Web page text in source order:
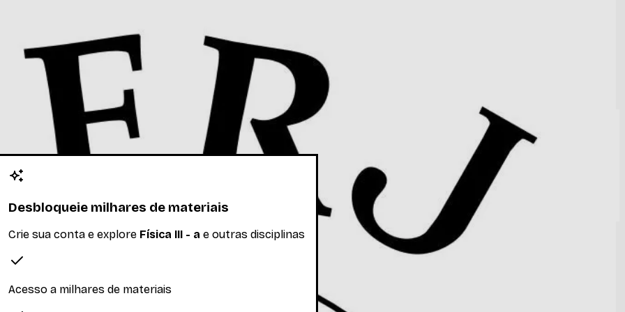
Gauss. Potencial Elétrico, capacitores, correntes e circuitos. Campos magnéticos, leis d
Ler mais
Desbloqueie milhares de materiais
Crie sua conta e explore Física III - a e outras disciplinas
Acesso a milhares de materiais